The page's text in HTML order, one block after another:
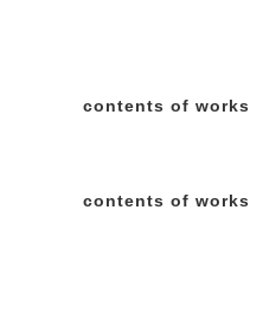
contents of works
contents of works